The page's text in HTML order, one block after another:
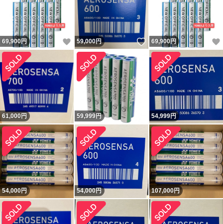
69,900円 いいね！
59,000円 いいね！
69,900円
61,000円 59,999円 54,999円
54,000円 54,000円 107,000円